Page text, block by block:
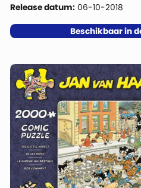
Release datum: 06-10-2018
Beschikbaar in